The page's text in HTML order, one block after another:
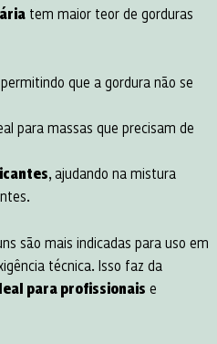
tem maior teor de gorduras
que a gordura não se
para massas que precisam de
, ajudando na mistura
são mais indicadas para uso em
técnica. Isso faz da
para profissionais e